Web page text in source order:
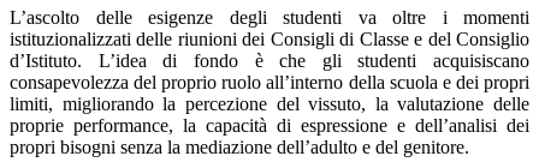
L’ascolto delle esigenze degli studenti va oltre i momenti
istituzionalizzati delle riunioni dei Consigli di Classe e del Consiglio
d’Istituto. L’idea di fondo è che gli studenti acquisiscano
consapevolezza del proprio ruolo all’interno della scuola e dei propri
limiti, migliorando la percezione del vissuto, la valutazione delle
proprie performance, la capacità di espressione e dell’analisi dei
propri bisogni senza la mediazione dell’adulto e del genitore.